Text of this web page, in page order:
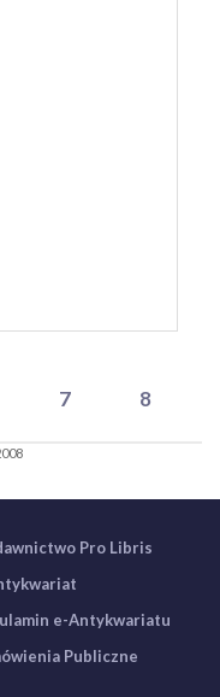
7 8
Pro Libris
e-Antykwariatu
Publiczne